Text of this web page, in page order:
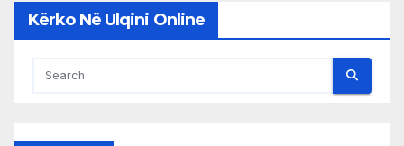
Kërko Në Ulqini Online